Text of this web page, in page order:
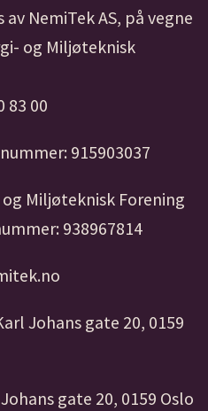
NemiTek AS, på vegne
og Miljøteknisk
83 00
915903037
og Miljøteknisk Forening
938967814
Johans gate 20, 0159
gate 20, 0159 Oslo